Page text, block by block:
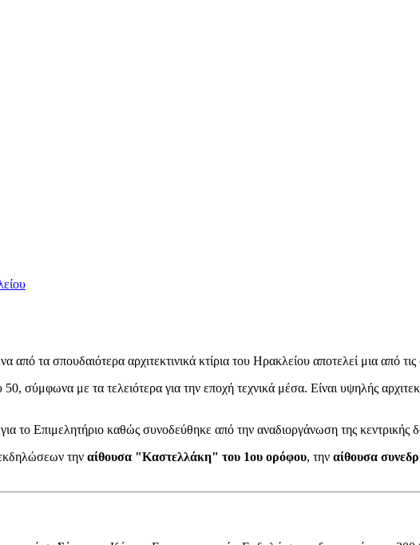
τα σπουδαιότερα αρχιτεκτινικά κτίρια του Ηρακλείου αποτελεί μια από
σύμφωνα με τα τελειότερα για την εποχή τεχνικά μέσα. Είναι υψηλής
το Επιμελητήριο καθώς συνοδεύθηκε από την αναδιοργάνωση της
την αίθουσα "Καστελλάκη" του 1ου ορόφου, την αίθουσα